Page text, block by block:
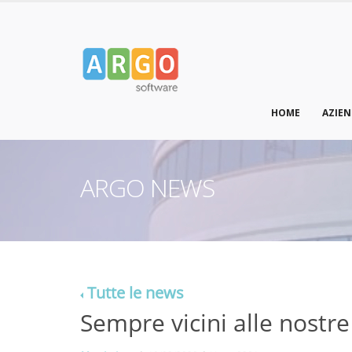
HOME
ARGO NEWS
Tutte le news
Sempre vicini alle